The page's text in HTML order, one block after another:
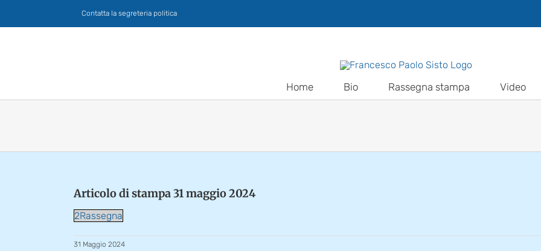
Contatta la segreteria politica
Home Bio Rassegna stampa Video
Articolo di stampa 31 maggio 2024
2Rassegna
31 Maggio 2024